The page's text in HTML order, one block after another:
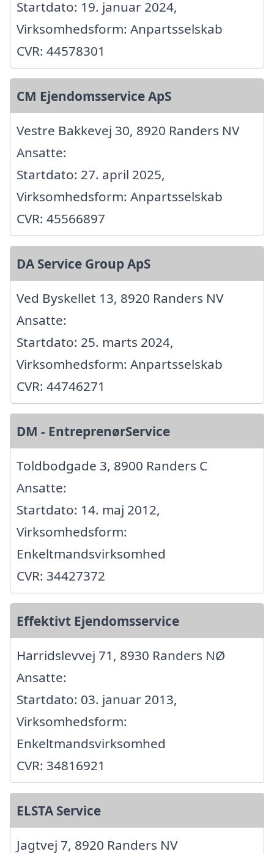
Startdato: 19. januar 2024,
Virksomhedsform: Anpartsselskab
CVR: 44578301
CM Ejendomsservice ApS
Vestre Bakkevej 30, 8920 Randers NV
Ansatte:
Startdato: 27. april 2025,
Virksomhedsform: Anpartsselskab
CVR: 45566897
DA Service Group ApS
Ved Byskellet 13, 8920 Randers NV
Ansatte:
Startdato: 25. marts 2024,
Virksomhedsform: Anpartsselskab
CVR: 44746271
DM - EntreprenørService
Toldbodgade 3, 8900 Randers C
Ansatte:
Startdato: 14. maj 2012,
Virksomhedsform:
Enkeltmandsvirksomhed
CVR: 34427372
Effektivt Ejendomsservice
Harridslevvej 71, 8930 Randers NØ
Ansatte:
Startdato: 03. januar 2013,
Virksomhedsform:
Enkeltmandsvirksomhed
CVR: 34816921
ELSTA Service
Jagtvej 7, 8920 Randers NV